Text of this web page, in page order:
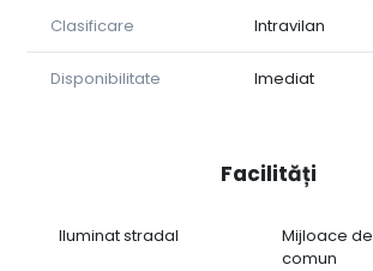
servicii de marketing, administrare
Clasificare Intravilan
Disponibilitate Imediat
Facilități
Iluminat stradal
Mijloace
comun